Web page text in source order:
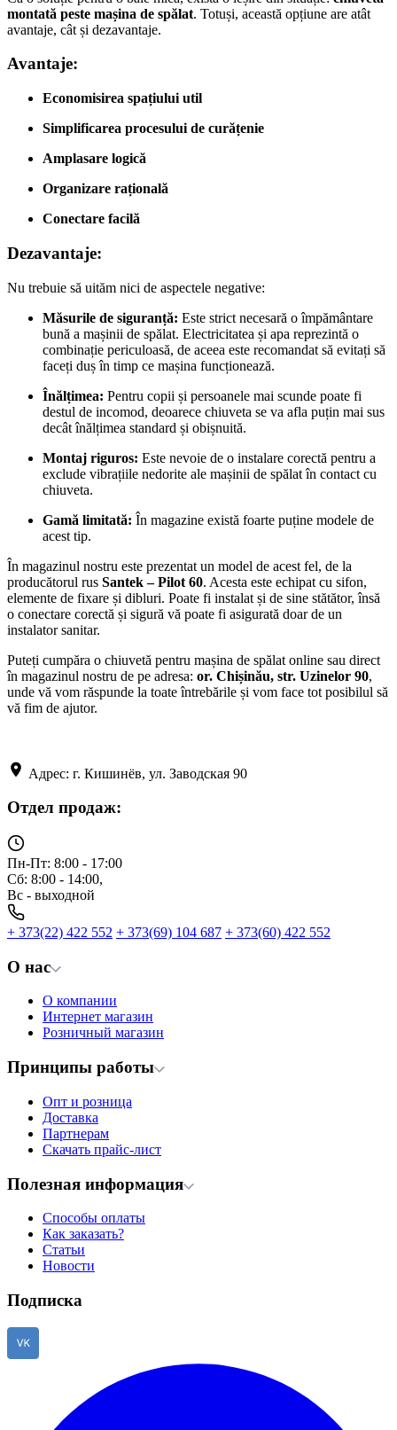
montată peste mașina de spălat. Totuși, această opțiune are atât
avantaje, cât și dezavantaje.
Avantaje:
Economisirea spațiului util
Simplificarea procesului de curățenie
Amplasare logică
Organizare rațională
Conectare facilă
Dezavantaje:
Nu trebuie să uităm nici de aspectele negative:
Măsurile de siguranță: Este strict necesară o împământare
bună a mașinii de spălat. Electricitatea și apa reprezintă o
combinație periculoasă, de aceea este recomandat să evitați să
faceți duș în timp ce mașina funcționează.
Înălțimea: Pentru copii și persoanele mai scunde poate fi
destul de incomod, deoarece chiuveta se va afla puțin mai sus
decât înălțimea standard și obișnuită.
Montaj riguros: Este nevoie de o instalare corectă pentru a
exclude vibrațiile nedorite ale mașinii de spălat în contact cu
chiuveta.
Gamă limitată: În magazine există foarte puține modele de
acest tip.
În magazinul nostru este prezentat un model de acest fel, de la
producătorul rus Santek – Pilot 60. Acesta este echipat cu sifon,
elemente de fixare și dibluri. Poate fi instalat și de sine stătător, însă
o conectare corectă și sigură vă poate fi asigurată doar de un
instalator sanitar.
Puteți cumpăra o chiuvetă pentru mașina de spălat online sau direct
în magazinul nostru de pe adresa: or. Chișinău, str. Uzinelor 90,
unde vă vom răspunde la toate întrebările și vom face tot posibilul să
vă fim de ajutor.
Адрес: г. Кишинёв, ул. Заводская 90
Отдел продаж:
Пн-Пт: 8:00 - 17:00
Сб: 8:00 - 14:00,
Вс - выходной
+ 373(22) 422 552 + 373(69) 104 687 + 373(60) 422 552
О нас
О компании
Интернет магазин
Розничный магазин
Принципы работы
Опт и розница
Доставка
Партнерам
Скачать прайс-лист
Полезная информация
Способы оплаты
Как заказать?
Статьи
Новости
Подписка